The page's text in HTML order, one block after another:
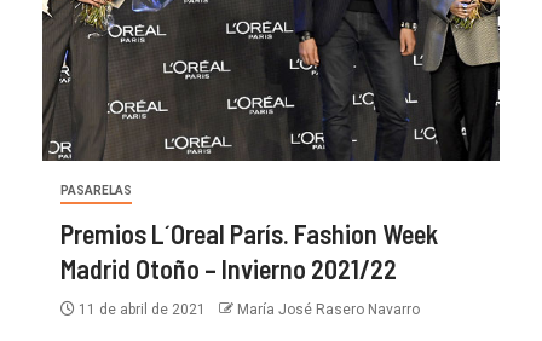
PASARELAS
Premios L´Oreal París. Fashion Week
Madrid Otoño – Invierno 2021/22
11 de abril de 2021 María José Rasero Navarro